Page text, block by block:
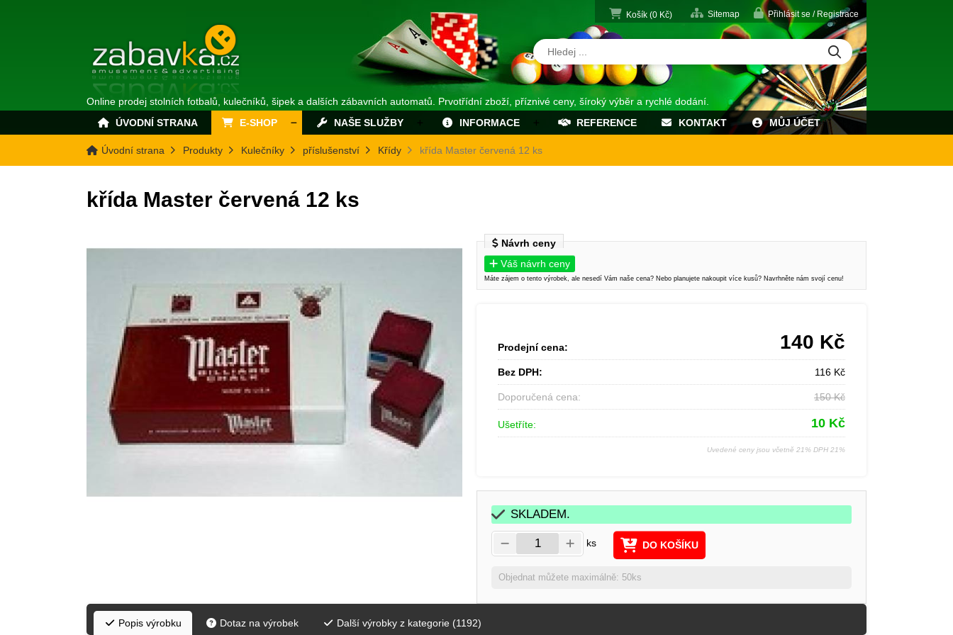
Košík (0 Kč) Sitemap Přihlásit se / Registrace
Online prodej stolních fotbalů, kulečníků, šipek a dalších zábavních automatů. Prvotřídní zboží, příznivé ceny, šíroký výběr a rychlé dodání.
ÚVODNÍ STRANA
E-SHOP NAŠE SLUŽBY INFORMACE REFERENCE KONTAKT MŮJ ÚČET
Úvodní strana Produkty Kulečníky příslušenství Křídy křída Master červená 12 ks
křída Master červená 12 ks
Návrh ceny
Váš návrh ceny
Máte zájem o tento výrobek, ale nesedí Vám naše cena? Nebo planujete nakoupit více kusů? Navrhněte nám svojí cenu!
Prodejní cena: 140 Kč
Bez DPH: 116 Kč
Doporučená cena: 150Kč
Ušetříte: 10 Kč
Uvedené ceny jsou včetně 21% DPH 21%
SKLADEM.
ks DO KOŠÍKU
Objednat můžete maximálně: 50ks
Popis výrobku Dotaz na výrobek Další výrobky z kategorie (1192)